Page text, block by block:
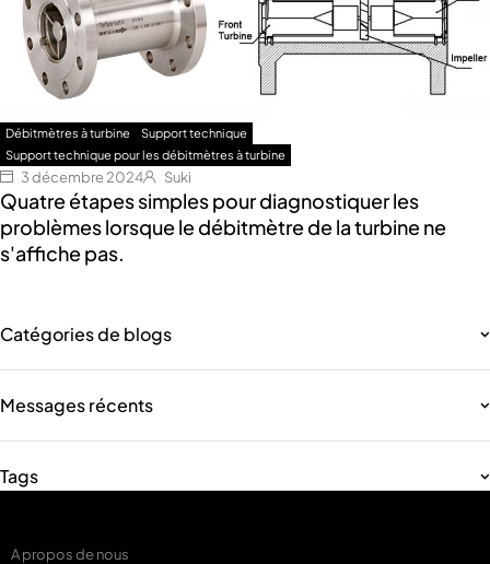
Débitmètres à turbine
Support technique
Support technique pour les débitmètres à turbine
3 décembre 2024 Suki
Quatre étapes simples pour diagnostiquer les
problèmes lorsque le débitmètre de la turbine ne
s'affiche pas.
Catégories de blogs
Messages récents
Tags
A propos de nous